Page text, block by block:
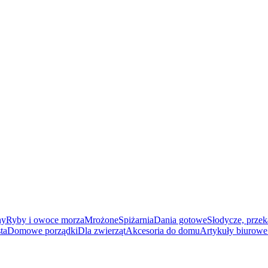
Ryby i owoce morzaMrożoneSpiżarniaDania gotoweSłodycze,
Domowe porządkiDla zwierzątAkcesoria do domuArtykuły